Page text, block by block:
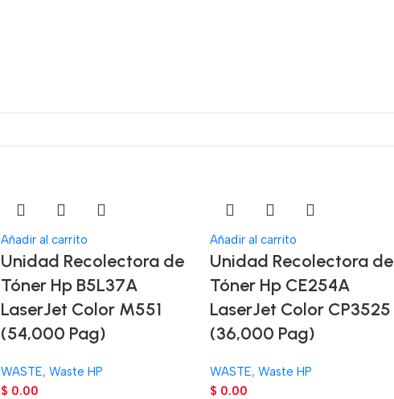
Añadir al carrito
Unidad Recolectora de
Tóner Hp B5L37A
LaserJet Color M551
(54,000 Pag)
WASTE, Waste HP
$ 0.00
Añadir al carrito
Unidad Recolectora de
Tóner Hp CE254A
LaserJet Color CP3525
(36,000 Pag)
WASTE, Waste HP
$ 0.00